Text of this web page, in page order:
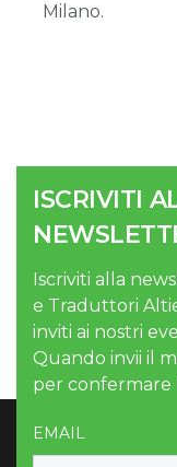
Milano.
ISCRIVITI
Iscriviti alla
e Traduttori
inviti ai nostri
Quando invii il
per confermare
EMAIL